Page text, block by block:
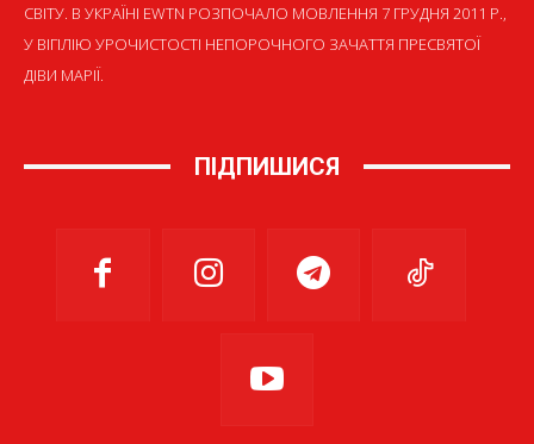
СВІТУ. В УКРАЇНІ EWTN РОЗПОЧАЛО МОВЛЕННЯ 7 ГРУДНЯ 2011 Р.,
У ВІГІЛІЮ УРОЧИСТОСТІ НЕПОРОЧНОГО ЗАЧАТТЯ ПРЕСВЯТОЇ
ДІВИ МАРІЇ.
ПІДПИШИСЯ